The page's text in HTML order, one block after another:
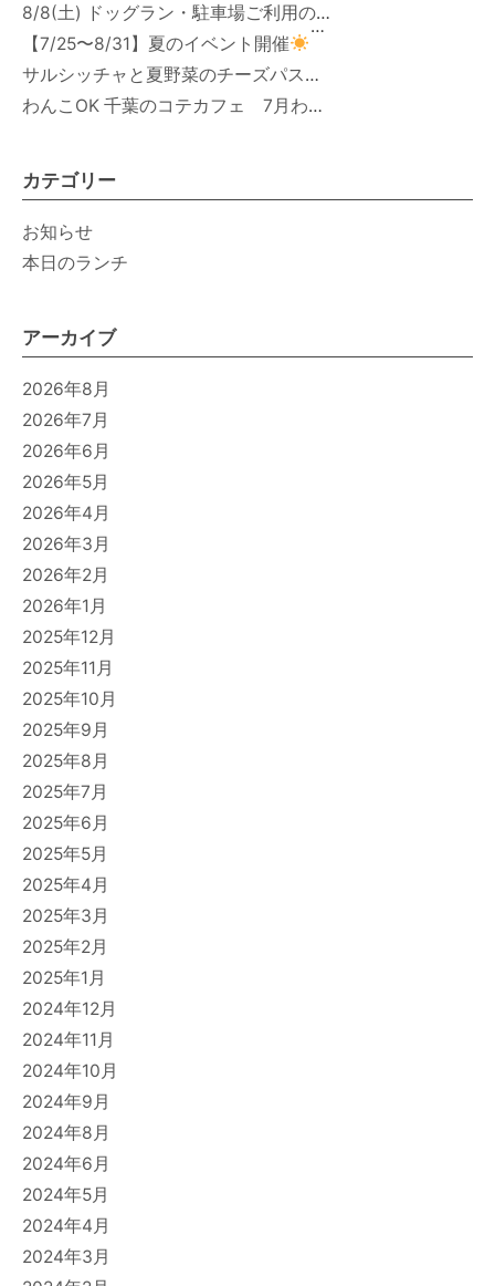
8/8(土) ドッグラン・駐車場ご利用のお知らせ
【7/25〜8/31】夏のイベント開催
サルシッチャと夏野菜のチーズパスタ期間限定新メニュー登場！
わんこOK 千葉のコテカフェ 7月わんこの日 白身魚とカラフルやさいのオムレツ
カテゴリー
お知らせ
本日のランチ
アーカイブ
2026年8月
2026年7月
2026年6月
2026年5月
2026年4月
2026年3月
2026年2月
2026年1月
2025年12月
2025年11月
2025年10月
2025年9月
2025年8月
2025年7月
2025年6月
2025年5月
2025年4月
2025年3月
2025年2月
2025年1月
2024年12月
2024年11月
2024年10月
2024年9月
2024年8月
2024年6月
2024年5月
2024年4月
2024年3月